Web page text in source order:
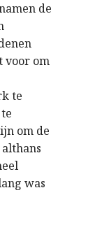
de
voor om
te
om de
was